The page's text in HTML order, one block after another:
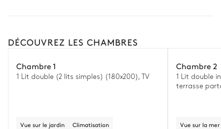
DÉCOUVREZ LES CHAMBRES
Chambre 1
1 Lit double (2 lits simples) (180x200), TV
Vue sur le jardin Climatisation
Chambre 2
1 Lit double
terrasse
Vue sur la mer